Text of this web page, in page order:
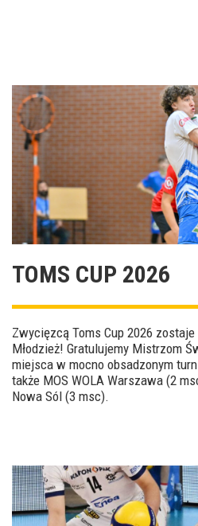
TOMS CUP 2026
Zwycięzcą Toms Cup 2026 zostaje
Młodzież! Gratulujemy Mistrzom
miejsca w mocno obsadzonym
także MOS WOLA Warszawa (2
Nowa Sól (3 msc).